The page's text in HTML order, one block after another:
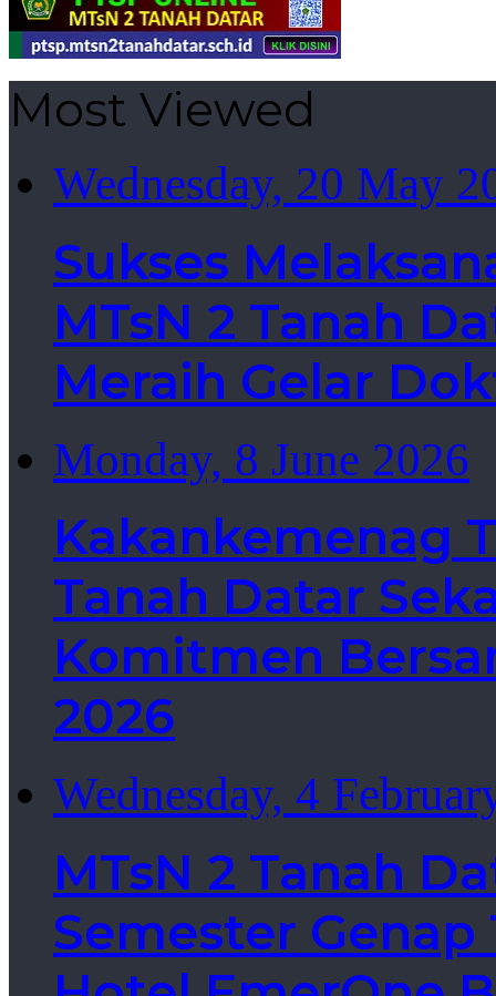
Most Viewed
Wednesday, 20 May
Sukses
MTsN 2 Tanah
Meraih Gelar
Monday, 8 June 2026
Kakankemenag
Tanah Datar
Komitmen
2026
Wednesday, 4
MTsN 2 Tanah
Semester Genap